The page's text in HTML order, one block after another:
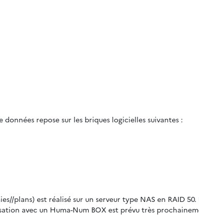
repose sur les briques logicielles suivantes :
plans) est réalisé sur un serveur type NAS en RAID
avec un Huma-Num BOX est prévu très